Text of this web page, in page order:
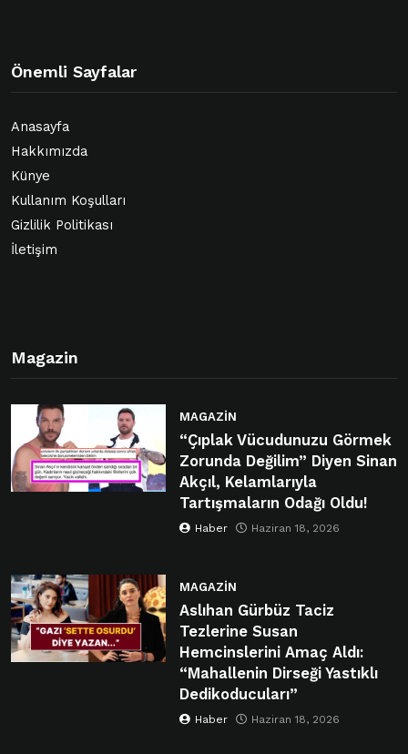
Önemli Sayfalar
Anasayfa
Hakkımızda
Künye
Kullanım Koşulları
Gizlilik Politikası
İletişim
Magazin
MAGAZIN
“Çıplak Vücudunuzu Görmek
Zorunda Değilim” Diyen Sinan
Akçıl, Kelamlarıyla
Tartışmaların Odağı Oldu!
Haber Haziran 18, 2026
MAGAZIN
Aslıhan Gürbüz Taciz
Tezlerine Susan
Hemcinslerini Amaç Aldı:
“Mahallenin Dirseği Yastıklı
Dedikoducuları”
Haber Haziran 18, 2026